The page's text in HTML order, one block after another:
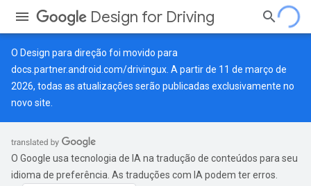
Design for Driving
O Design para direção foi movido para
docs.partner.android.com/drivingux . A partir de 11 de março de
2026, todas as atualizações serão publicadas exclusivamente no
novo site.
O Google usa tecnologia de IA na tradução de conteúdos para seu
idioma de preferência. As traduções com IA podem ter erros.